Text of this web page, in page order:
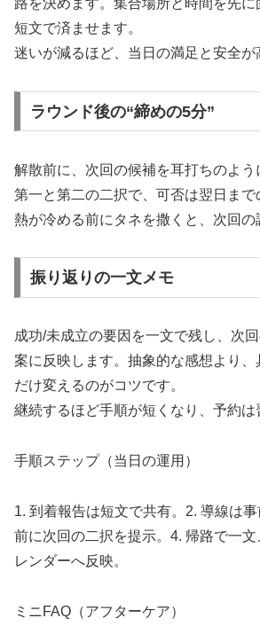
路を決めます。集合場所と時間を先
短文で済ませます。
迷いが減るほど、当日の満足と安全が
ラウンド後の“締めの5分”
解散前に、次回の候補を耳打ちのよう
第一と第二の二択で、可否は翌日まで
熱が冷める前にタネを撒くと、次回の
振り返りの一文メモ
成功/未成立の要因を一文で残し、次
案に反映します。抽象的な感想より
だけ変えるのがコツです。
継続するほど手順が短くなり、予約は
手順ステップ（当日の運用）
1. 到着報告は短文で共有。2. 導線は
前に次回の二択を提示。4. 帰路で一文
レンダーへ反映。
ミニFAQ（アフターケア）